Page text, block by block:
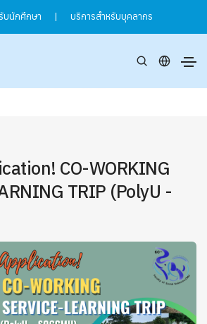
บนักศึกษา | บริการสำหรับบุคลากร
CO-WORKING
TRIP (PolyU -